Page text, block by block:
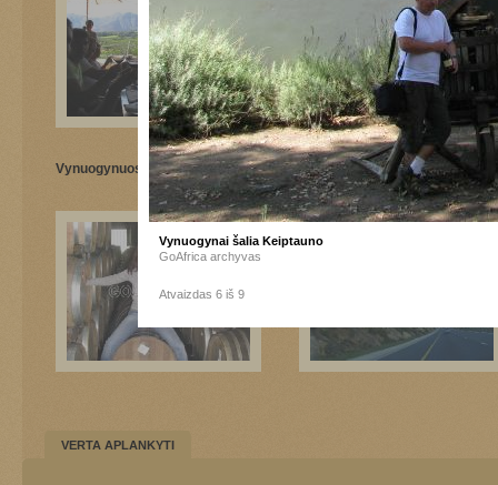
Vynuogynuose Vynuogynai šalia Keiptauno
VERTA APLANKYTI
Vynuogynai šalia Keiptauno
GoAfrica archyvas
Atvaizdas 6 iš 9